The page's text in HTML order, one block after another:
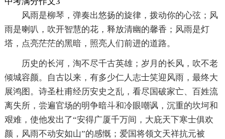
风雨是柳琴，弹奏出悠扬的旋律，拨动你的心弦；风
雨是喇叭，吹开智慧的花，释放清幽的馨香；风雨是灯
塔，点亮茫茫的黑暗，照亮人们前进的道路。
历史的长河，淘不尽千古英雄；岁月的长风，吹不老
倾城容颜。自古以来，有多少仁人志士笑迎风雨，最终大
展鸿图。诗圣杜甫经历安史之乱，看尽国破家亡、百姓流
离失所，尝遍官场的明争暗斗和冷眼嘲讽，沉重的坎坷和
艰难，使他发出了“安得广厦千万间，大庇天下寒士俱欢
颜，风雨不动安如山”的感慨；爱国将领文天祥抗元被